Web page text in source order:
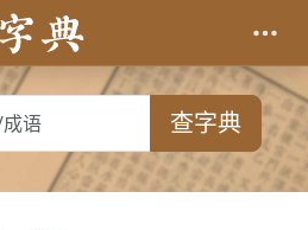
查字典